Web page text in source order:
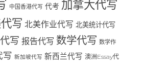
中国香港代写 代考 加拿大代写
写 北美作业代写 北美统计代写
写 报告代写 数学代写 数学作
写 新加坡代写 新西兰代写 澳洲Essay代